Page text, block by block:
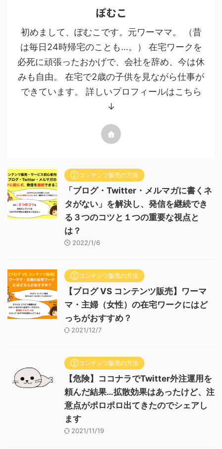
ぽむこ
初めまして、ぽむこです。元ワーママ。 （昔
は毎日24時帰宅のことも…。） 在宅ワークを
必死に頑張ったおかげで、会社を辞め、今は休
みも自由。 在宅で2歳の子供を見ながら仕事が
できています。 詳しいプロフィールはこちら
↓
②コンテンツ販売の方法
「ブログ・Twitter・メルマガに書くネ
タがない」を解決し、発信を継続でき
る３つのコツと１つの重要な視点と
は？
2022/1/6
②コンテンツ販売の方法
【ブログ VS コンテンツ販売】ワーマ
マ・主婦（女性）の在宅ワークにはど
っちがおすすめ？
2021/12/7
②コンテンツ販売の方法
【危険】ココナラでTwitter外注運用を
頼んだ結果…拡散効果はあったけど、注
意点がポロポロ出てきたのでシェアし
ます
2021/11/19